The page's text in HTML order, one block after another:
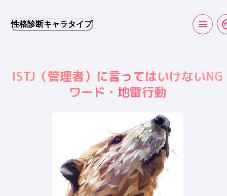
性格診断キャラタイプ
ISTJ （管理者）に言ってはいけないNG
ワード・地雷行動